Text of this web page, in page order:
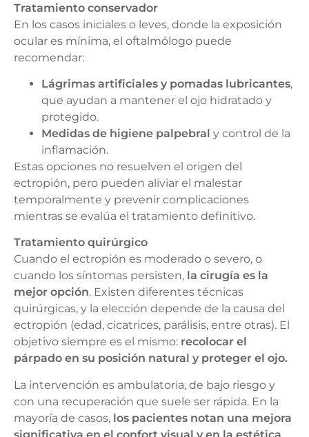
Tratamiento conservador
En los casos iniciales o leves, donde la exposición
ocular es mínima, el oftalmólogo puede
recomendar:
Lágrimas artificiales y pomadas lubricantes,
que ayudan a mantener el ojo hidratado y
protegido.
Medidas de higiene palpebral y control de la
inflamación.
Estas opciones no resuelven el origen del
ectropión, pero pueden aliviar el malestar
temporalmente y prevenir complicaciones
mientras se evalúa el tratamiento definitivo.
Tratamiento quirúrgico
Cuando el ectropión es moderado o severo, o
cuando los síntomas persisten, la cirugía es la
mejor opción. Existen diferentes técnicas
quirúrgicas, y la elección depende de la causa del
ectropión (edad, cicatrices, parálisis, entre otras). El
objetivo siempre es el mismo: recolocar el
párpado en su posición natural y proteger el ojo.
La intervención es ambulatoria, de bajo riesgo y
con una recuperación que suele ser rápida. En la
mayoría de casos, los pacientes notan una mejora